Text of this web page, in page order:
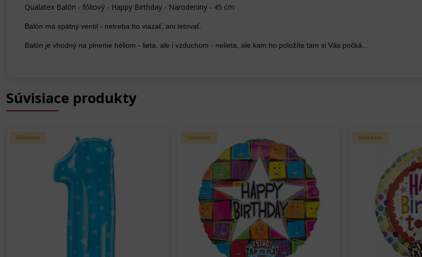
Qualatex Balón - fóliový - Happy Birthday - Narodeniny - 45 cm
Balón má spätný ventil - netreba ho viazať, ani letovať.
Balón je vhodný na plnenie héliom - lieta, ale i vzduchom - nelieta, ale kam ho položíte tam si Vás počká...
Súvisiace produkty
Skladom Skladom Skladom